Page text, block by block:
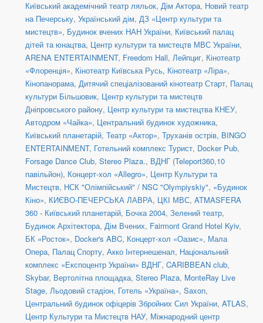
Київський академічний театр ляльок, Дім Актора, Новий театр
на Печерську, Український дім, ДЗ «Центр культури та
мистецтв», Будинок вчених НАН України, Київський палац
дітей та юнацтва, Центр культури та мистецтв МВС України,
ARENA ENTERTAINMENT, Freedom Hall, Лейпциг, Кінотеатр
«Флоренція», Кінотеатр Київська Русь, Кінотеатр «Ліра»,
Кінопанорама, Дитячий спеціалізований кінотеатр Старт, Палац
культури Більшовик, Центр культури та мистецтв
Дніпровського району, Центр культури та мистецтва КНЕУ,
Автодром «Чайка», Центральний будинок художника,
Київський планетарій, Театр «Актор», Труханів острів, BINGO
ENTERTAINMENT, Готельний комплекс Турист, Docker Pub,
Forsage Dance Club, Stereo Plaza., ВДНГ (Teleport360,10
павільйон), Концерт-хол «Allegro», Центр Культури та
Мистецтв, НСК "Олімпійський" / NSC "Olympiyskiy", «Будинок
Кіно», КИЄВО-ПЕЧЕРСЬКА ЛАВРА, ЦКІ МВС, ATMASFERA
360 - Київський планетарій, Бочка 2004, Зелений театр,
Будинок Архітектора, Дім Вчених, Fairmont Grand Hotel Kyiv,
БК «Росток», Docker's ABC, Концерт-хол «Оазис», Мала
Опера, Палац Спорту, Акко Інтернешенал, Національний
комплекс «Експоцентр України» ВДНГ, CARIBBEAN club,
Skybar, Вертолітна площадка, Stereo Plaza, MonteRay Live
Stage, Льодовий стадіон, Готель «Україна», Saxon,
Центральний будинок офіцерів Збройних Сил України, ATLAS,
Центр Культури та Мистецтв НАУ, Міжнародний центр